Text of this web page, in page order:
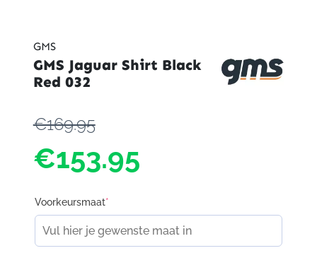
GMS
GMS Jaguar Shirt Black
Red 032
€169.95
€153.95
Voorkeursmaat*